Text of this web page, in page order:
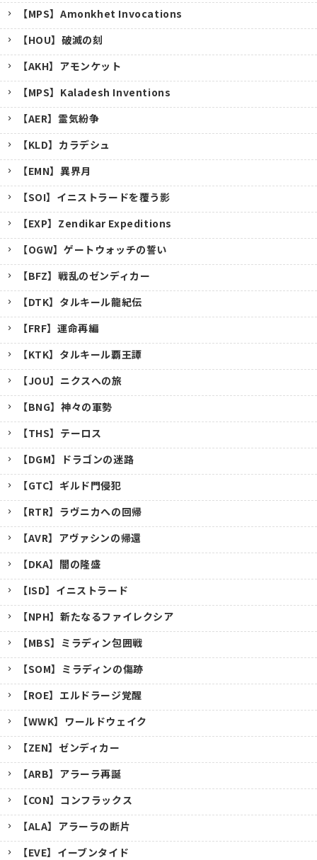
【MPS】Amonkhet Invocations
【HOU】破滅の刻
【AKH】アモンケット
【MPS】Kaladesh Inventions
【AER】霊気紛争
【KLD】カラデシュ
【EMN】異界月
【SOI】イニストラードを覆う影
【EXP】Zendikar Expeditions
【OGW】ゲートウォッチの誓い
【BFZ】戦乱のゼンディカー
【DTK】タルキール龍紀伝
【FRF】運命再編
【KTK】タルキール覇王譚
【JOU】ニクスへの旅
【BNG】神々の軍勢
【THS】テーロス
【DGM】ドラゴンの迷路
【GTC】ギルド門侵犯
【RTR】ラヴニカへの回帰
【AVR】アヴァシンの帰還
【DKA】闇の隆盛
【ISD】イニストラード
【NPH】新たなるファイレクシア
【MBS】ミラディン包囲戦
【SOM】ミラディンの傷跡
【ROE】エルドラージ覚醒
【WWK】ワールドウェイク
【ZEN】ゼンディカー
【ARB】アラーラ再誕
【CON】コンフラックス
【ALA】アラーラの断片
【EVE】イーブンタイド